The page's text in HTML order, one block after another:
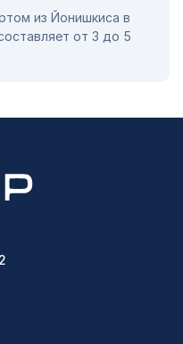
из Йонишкиса в
от 3 до 5